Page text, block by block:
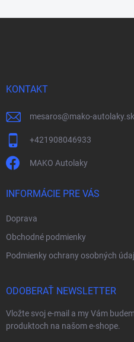
KONTAKT
mesaros@mako-autolaky.sk
+421908046933
MAKO Autolaky
INFORMÁCIE PRE VÁS
Doprava
Obchodné podmienky
Podmienky ochrany osobných
ODOBERAŤ NEWSLETTER
Vložte svoj e-mail a my Vám
produktoch na našom e-shope.